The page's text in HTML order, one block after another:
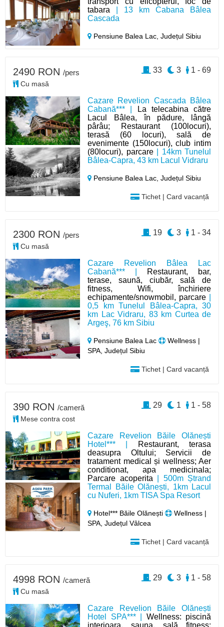
tabara | 13 km Cabana Bâlea
Cascada
Pensiune Balea Lac,Județul Sibiu
Cazare Revelion Cascada Bâlea
Cabană*** |
La telecabina către
Lacul Bâlea, în pădure, lângă
pârâu; Restaurant (100locuri),
terasă (60 locuri), sală de
evenimente (150locuri), club intim
(80locuri), parcare| 14km Tunelul
Bâlea-Capra, 43 km Lacul Vidraru
Pensiune Balea Lac,Județul Sibiu
Tichet | Card vacanță
2490 RON /pers
Cu masă
1 - 69
3
33
Cazare Revelion Bâlea Lac
Cabană*** |
Restaurant, bar,
terase, saună, ciubăr, sală de
fitness, Wifi, închiriere
echipamente/snowmobil, parcare
0,5 km Tunelul Bâlea-Capra, 30
km Lac Vidraru, 83 km Curtea de
Argeş, 76 km Sibiu
Pensiune Balea Lac
Wellness |
SPA, Județul Sibiu
Tichet | Card vacanță
2300 RON /pers
Cu masă
1 - 34
3
19
Cazare Revelion Băile Olănești
Hotel*** |
Restaurant, terasa
deasupra Oltului; Servicii de
tratament medical și wellness; Aer
conditionat, apa medicinala;
Parcare acoperita | 500m Ștrand
Termal Băile Olănești, 1km Lacul
cu Nuferi, 1km TISA Spa Resort
Hotel*** Băile Olănești
Wellness |
SPA, Județul Vâlcea
Tichet | Card vacanță
390 RON /cameră
Mese contra cost
1 - 58
1
29
Cazare Revelion Băile Olănești
Hotel SPA*** | Wellness: piscină
interioara, sauna, sală fitness:
4998 RON /cameră
Cu masă
1 - 58
3
29